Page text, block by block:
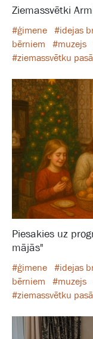
Ziemassvētki
#ģimene #idejas
bērniem
#muzejs
#ziemassvētku
Piesakies uz
mājās"
#ģimene #idejas
bērniem
#muzejs
#ziemassvētku